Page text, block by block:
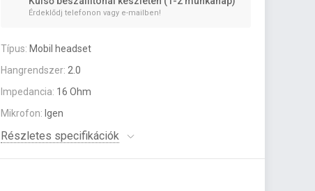
Érdeklődj telefonon vagy e-mailben!
Típus: Mobil headset
Hangrendszer: 2.0
Impedancia: 16 Ohm
Mikrofon: Igen
Részletes specifikációk